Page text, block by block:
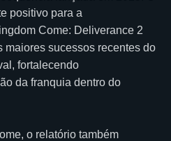
positivo para a
Come: Deliverance 2
maiores sucessos recentes do
fortalecendo
da franquia dentro do
o relatório também